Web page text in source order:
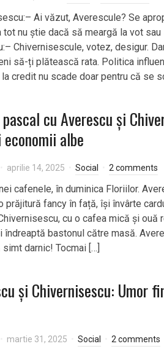
Ai văzut, Averescule? Se
tot nu știe dacă să meargă la vot
Chivernisescule, votez, desigur.
să-ți plătească rata. Politica
credit nu scade doar pentru că se
pascal cu Averescu și
albe
aprilie 14, 2025 Social 2 comments
cafenele, în duminica Floriilor.
prăjitură fancy în față, își învârte
cu o cafea mică și ouă
îndreaptă bastonul către masă.
simt darnic! Tocmai […]
și Chivernisescu: Umor
martie 31, 2025 Social 2 comments